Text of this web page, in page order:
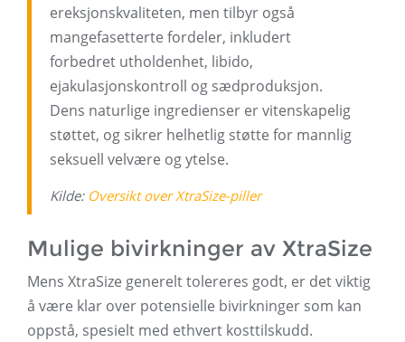
ereksjonskvaliteten, men tilbyr også
mangefasetterte fordeler, inkludert
forbedret utholdenhet, libido,
ejakulasjonskontroll og sædproduksjon.
Dens naturlige ingredienser er vitenskapelig
støttet, og sikrer helhetlig støtte for mannlig
seksuell velvære og ytelse.
Kilde: Oversikt over XtraSize-piller
Mulige bivirkninger av XtraSize
Mens XtraSize generelt tolereres godt, er det viktig
å være klar over potensielle bivirkninger som kan
oppstå, spesielt med ethvert kosttilskudd.